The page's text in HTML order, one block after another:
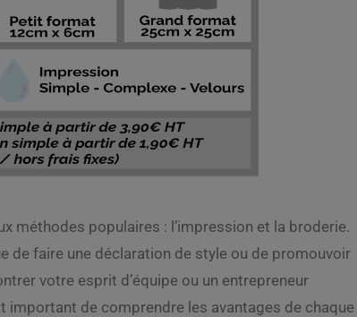
méthodes populaires : l’impression et la broderie.
de faire une déclaration de style ou de promouvoir
votre esprit d’équipe ou un entrepreneur
de comprendre les avantages de chaque